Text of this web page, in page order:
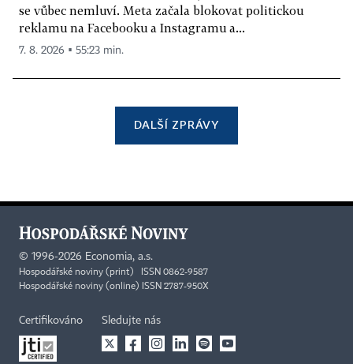
se vůbec nemluví. Meta začala blokovat politickou
reklamu na Facebooku a Instagramu a...
7. 8. 2026 ▪ 55:23 min.
DALŠÍ ZPRÁVY
© 1996-2026 Economia, a.s.
Hospodářské noviny (print) ISSN 0862-9587
Hospodářské noviny (online) ISSN 2787-950X
Certifikováno Sledujte nás